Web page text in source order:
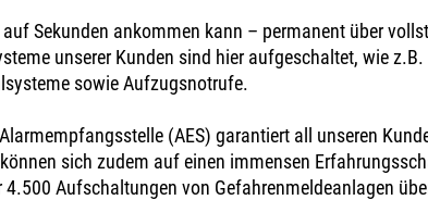
Sekunden ankommen kann – permanent über
unserer Kunden sind hier aufgeschaltet, wie z.B.
sowie Aufzugsnotrufe.
(AES) garantiert all unseren
sich zudem auf einen immensen
Aufschaltungen von Gefahrenmeldeanlagen